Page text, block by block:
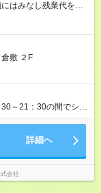
はみなし残業代を含
みなし残業代 30,000
りが収入に直結！イン
給します。一般職の
ブを手にした実績
れるため、高いモチ
1回の査定に加
員に推薦する制度が
で管理職へとキャリ
と給与に、本採用時
ターンシップ 給与：
、その月の月末までは
敷 ２F
～21：30の間でシフ
する場合も多い
環境です。
詳細へ
会社